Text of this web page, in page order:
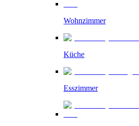
Wohnzimmer
Küche
Esszimmer